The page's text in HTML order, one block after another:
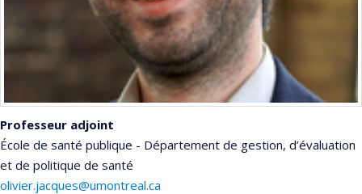
Professeur adjoint
École de santé publique - Département de gestion, d’évaluation
et de politique de santé
olivier.jacques@umontreal.ca